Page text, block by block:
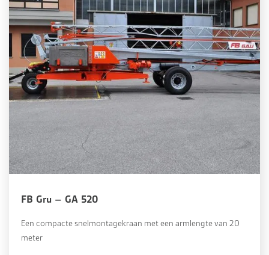
FB Gru – GA 520
Een compacte snelmontagekraan met een armlengte van 20
meter